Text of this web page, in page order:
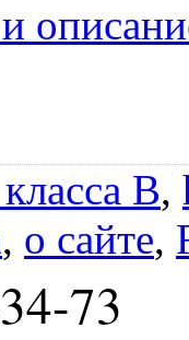
B,
, о сайте,
73